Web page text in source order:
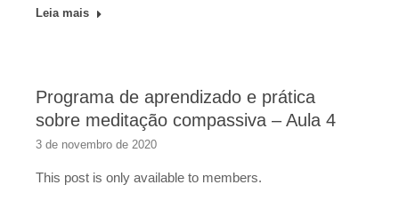
Leia mais
Programa de aprendizado e prática
sobre meditação compassiva – Aula 4
3 de novembro de 2020
This post is only available to members.